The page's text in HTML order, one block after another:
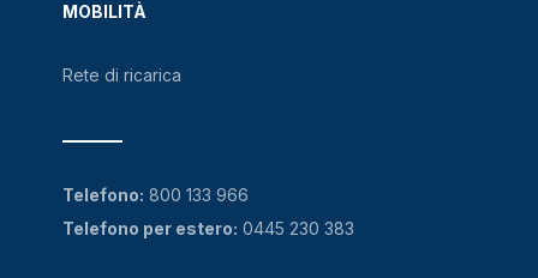
MOBILITÀ
Rete di ricarica
Telefono: 800 133 966
Telefono per estero: 0445 230 383